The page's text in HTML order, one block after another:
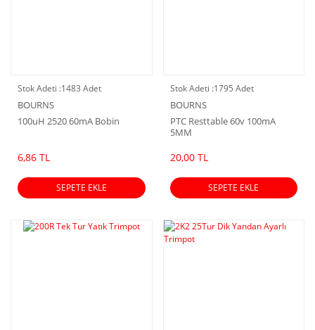
Stok Adeti :1483 Adet
BOURNS
100uH 2520 60mA Bobin
6,86 TL
SEPETE EKLE
Stok Adeti :1795 Adet
BOURNS
PTC Resttable 60v 100mA
5MM
20,00 TL
SEPETE EKLE